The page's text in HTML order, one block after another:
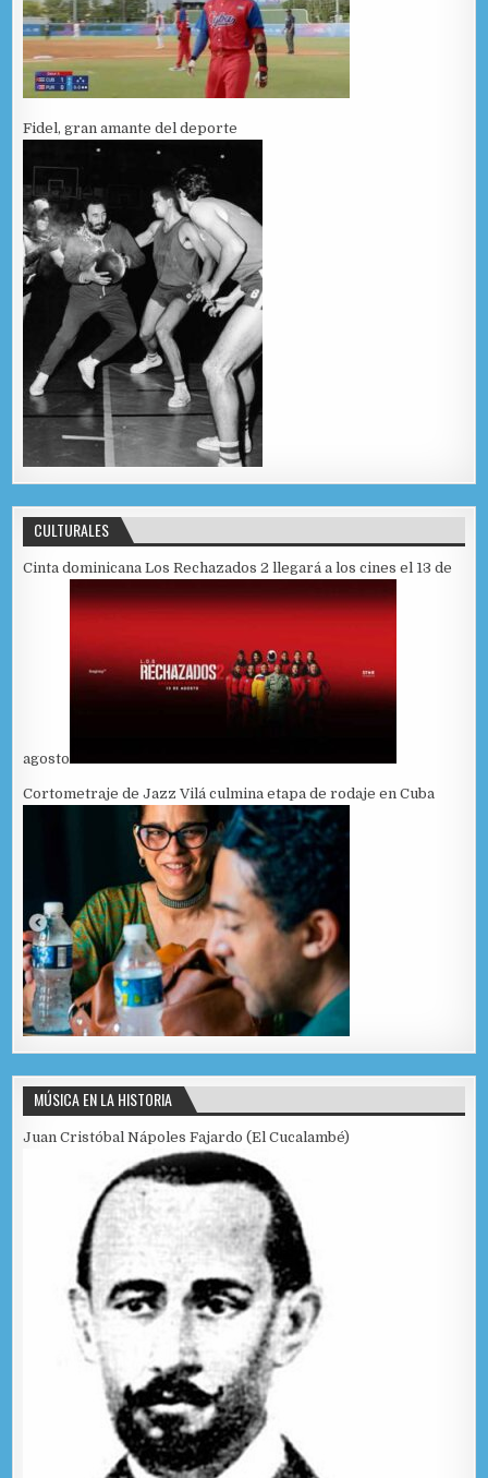
Fidel, gran amante del deporte
CULTURALES
Cinta dominicana Los Rechazados 2 llegará a los cines el 13 de
agosto
Cortometraje de Jazz Vilá culmina etapa de rodaje en Cuba
MÚSICA EN LA HISTORIA
Juan Cristóbal Nápoles Fajardo (El Cucalambé)